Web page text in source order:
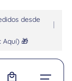
desde
Aquí) 🎁